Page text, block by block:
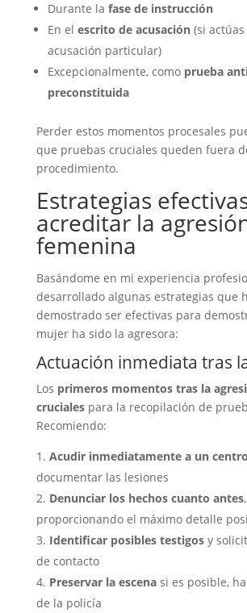
Durante la fase de instrucción
En el escrito de acusación(si actúas
acusación particular)
Excepcionalmente, como prueba
preconstituida
Perder estos momentos procesales
que pruebas cruciales queden fuera
procedimiento.
Estrategias
acreditar la
femenina
Basándome en mi experiencia
desarrollado algunas estrategias que
demostrado ser efectivas para
mujer ha sido la agresora:
Actuación inmediata tras
Los primeros momentos tras la
crucialespara la recopilación de
Recomiendo:
Acudir inmediatamente a un
documentar las lesiones
Denunciar los hechos cuanto antes,
proporcionando el máximo detalle
Identificar posibles testigosy
de contacto
Preservar la escenasi es posible,
de la policía